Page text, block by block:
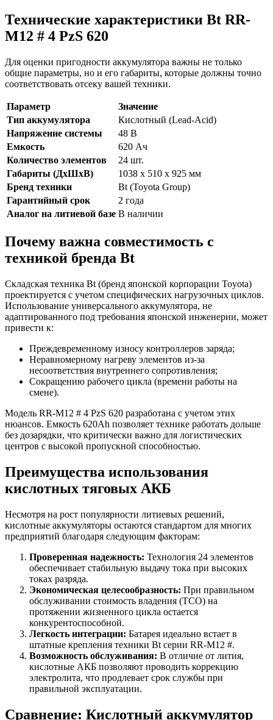
Технические характеристики Bt RR-
M12 # 4 PzS 620
Для оценки пригодности аккумулятора важны не только
общие параметры, но и его габариты, которые должны точно
соответствовать отсеку вашей техники.
Параметр
Значение
Тип аккумулятора
Кислотный (Lead-Acid)
Напряжение системы
48 В
Емкость
620 Ач
Количество элементов
24 шт.
Габариты (ДхШхВ)
1038 х 510 х 925 мм
Бренд техники
Bt (Toyota Group)
Гарантийный срок
2 года
Аналог на литиевой базе В наличии
Почему важна совместимость с
техникой бренда Bt
Складская техника Bt (бренд японской корпорации Toyota)
проектируется с учетом специфических нагрузочных циклов.
Использование универсального аккумулятора, не
адаптированного под требования японской инженерии, может
привести к:
Преждевременному износу контроллеров заряда;
Неравномерному нагреву элементов из-за
несоответствия внутреннего сопротивления;
Сокращению рабочего цикла (времени работы на
смене).
Модель RR-M12 # 4 PzS 620 разработана с учетом этих
нюансов. Емкость 620Ah позволяет технике работать дольше
без дозарядки, что критически важно для логистических
центров с высокой пропускной способностью.
Преимущества использования
кислотных тяговых АКБ
Несмотря на рост популярности литиевых решений,
кислотные аккумуляторы остаются стандартом для многих
предприятий благодаря следующим факторам:
Проверенная надежность: Технология 24 элементов
обеспечивает стабильную выдачу тока при высоких
токах разряда.
Экономическая целесообразность: При правильном
обслуживании стоимость владения (TCO) на
протяжении жизненного цикла остается
конкурентоспособной.
Легкость интеграции: Батарея идеально встает в
штатные крепления техники Bt серии RR-M12 #.
Возможность обслуживания: В отличие от лития,
кислотные АКБ позволяют проводить коррекцию
электролита, что продлевает срок службы при
правильной эксплуатации.
Сравнение: Кислотный аккумулятор